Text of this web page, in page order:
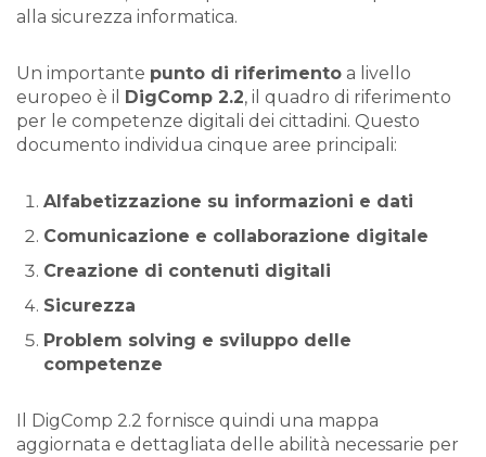
alla sicurezza informatica.
Un importante punto di riferimento a livello
europeo è il
DigComp 2.2, il quadro di riferimento
per le competenze digitali dei cittadini. Questo
documento individua cinque aree principali:
Alfabetizzazione su informazioni e dati
Comunicazione e collaborazione digitale
Creazione di contenuti digitali
Sicurezza
Problem solving e sviluppo delle
competenze
Il DigComp 2.2 fornisce quindi una mappa
aggiornata e dettagliata delle abilità necessarie per